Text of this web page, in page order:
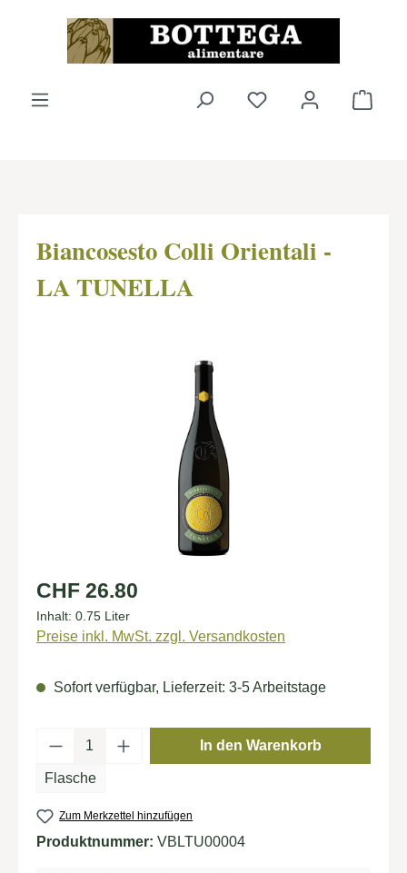
Zum Hauptinhalt springen
Du hast 0 Produkte
Biancosesto Colli Orientali -
LA TUNELLA
Bildergalerie überspringen
Regulärer Preis:
CHF 26.80
Inhalt: 0.75 Liter
Preise inkl. MwSt. zzgl. Versandkosten
Sofort verfügbar, Lieferzeit: 3-5 Arbeitstage
Produkt Anzahl: Gib den gewünschten
Flasche
In den Warenkorb
Zum Merkzettel hinzufügen
Produktnummer: VBLTU00004